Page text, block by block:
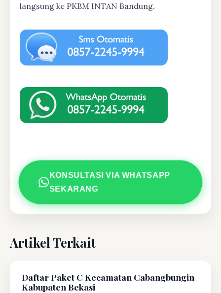
langsung ke PKBM INTAN Bandung.
KONSULTASI VIA WHATSAPP
SEKARANG
Artikel Terkait
Daftar Paket C Kecamatan Cabangbungin
Kabupaten Bekasi